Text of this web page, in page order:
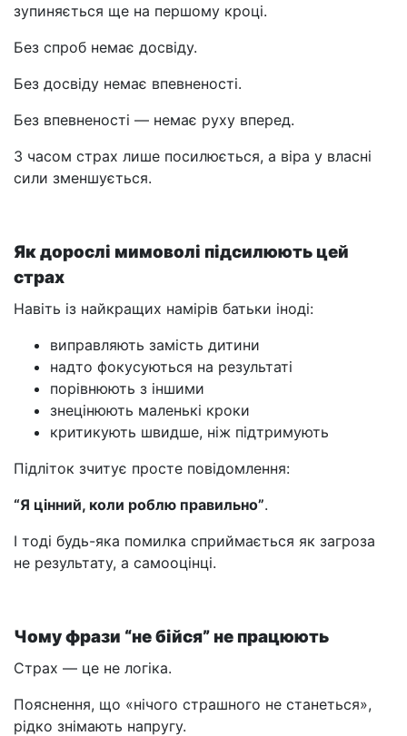
зупиняється ще на першому кроці.
Без спроб немає досвіду.
Без досвіду немає впевненості.
Без впевненості — немає руху вперед.
З часом страх лише посилюється, а віра у власні
сили зменшується.
Як дорослі мимоволі підсилюють цей
страх
Навіть із найкращих намірів батьки іноді:
виправляють замість дитини
надто фокусуються на результаті
порівнюють з іншими
знецінюють маленькі кроки
критикують швидше, ніж підтримують
Підліток зчитує просте повідомлення:
“Я цінний, коли роблю правильно”.
І тоді будь-яка помилка сприймається як загроза
не результату, а самооцінці.
Чому фрази “не бійся” не працюють
Страх — це не логіка.
Пояснення, що «нічого страшного не станеться»,
рідко знімають напругу.